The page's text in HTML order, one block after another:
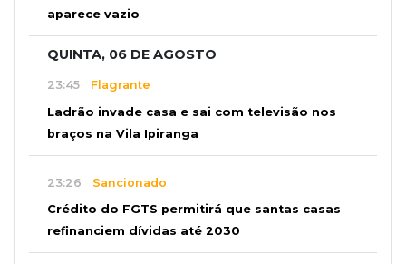
aparece vazio
QUINTA, 06 DE AGOSTO
23:45 Flagrante
Ladrão invade casa e sai com televisão nos
braços na Vila Ipiranga
23:26 Sancionado
Crédito do FGTS permitirá que santas casas
refinanciem dívidas até 2030